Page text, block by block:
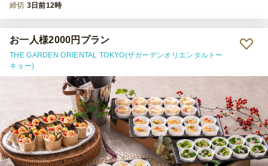
締切 3日前12時
お一人様2000円プラン
THE GARDEN ORIENTAL TOKYO(ザガーデンオリエンタルトー
キョー)